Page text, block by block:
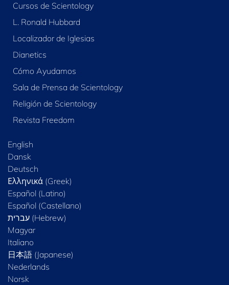
Cursos de Scientology
L. Ronald Hubbard
Localizador de Iglesias
Dianetics
Cómo Ayudamos
Sala de Prensa de Scientology
Religión de Scientology
Revista Freedom
English
Dansk
Deutsch
Ελληνικά (Greek)
Español (Latino)
Español (Castellano)
Magyar
Italiano
日本語 (Japanese)
Nederlands
Norsk